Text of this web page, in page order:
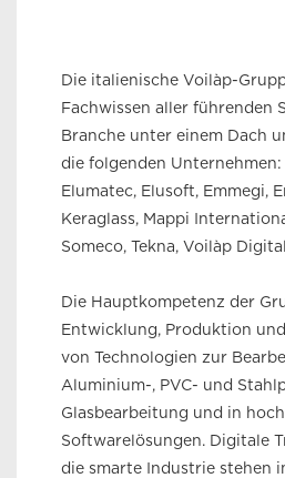
Die italienische Voilàp-
Fachwissen aller führenden
Branche unter einem Dach
die folgenden Unternehmen:
Elumatec, Elusoft, Emmegi,
Keraglass, Mappi
Someco, Tekna, Voilàp
Die Hauptkompetenz der
Entwicklung, Produktion
von Technologien zur
Aluminium-, PVC- und
Glasbearbeitung und in
Softwarelösungen. Digitale
die smarte Industrie stehen